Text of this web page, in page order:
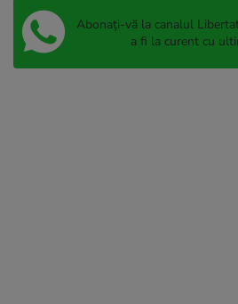
Abonați-vă la canalul
a fi la curent cu